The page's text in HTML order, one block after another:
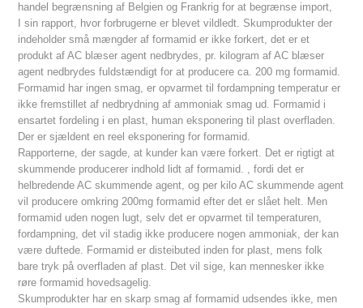
handel begrænsning af Belgien og Frankrig for at begrænse import,
I sin rapport, hvor forbrugerne er blevet vildledt. Skumprodukter der
indeholder små mængder af formamid er ikke forkert, det er et
produkt af AC blæser agent nedbrydes, pr. kilogram af AC blæser
agent nedbrydes fuldstændigt for at producere ca. 200 mg formamid.
Formamid har ingen smag, er opvarmet til fordampning temperatur er
ikke fremstillet af nedbrydning af ammoniak smag ud. Formamid i
ensartet fordeling i en plast, human eksponering til plast overfladen.
Der er sjældent en reel eksponering for formamid.
Rapporterne, der sagde, at kunder kan være forkert. Det er rigtigt at
skummende producerer indhold lidt af formamid. , fordi det er
helbredende AC skummende agent, og per kilo AC skummende agent
vil producere omkring 200mg formamid efter det er slået helt. Men
formamid uden nogen lugt, selv det er opvarmet til temperaturen,
fordampning, det vil stadig ikke producere nogen ammoniak, der kan
være duftede. Formamid er disteibuted inden for plast, mens folk
bare tryk på overfladen af plast. Det vil sige, kan mennesker ikke
røre formamid hovedsagelig.
Skumprodukter har en skarp smag af formamid udsendes ikke, men